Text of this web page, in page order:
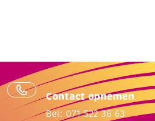
Contact opnemen
Bel: 071 522 36 63